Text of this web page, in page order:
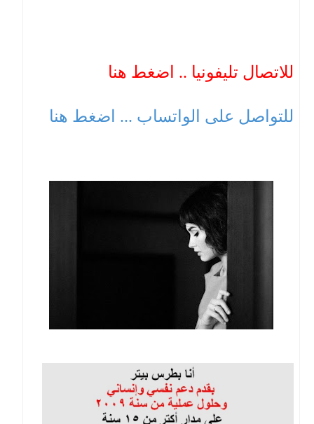
للاتصال تليفونيا .. اضغط هنا
للتواصل على الواتساب ... اضغط هنا